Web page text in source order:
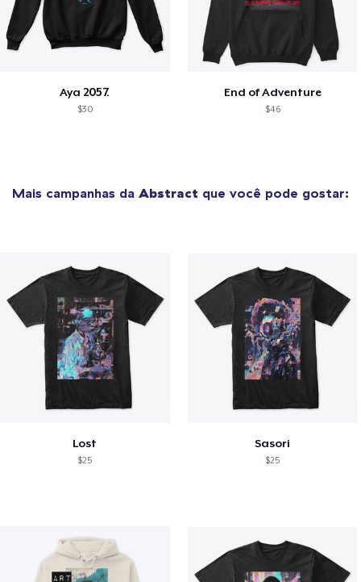
Aya 2057.
$30
End of Adventure
$46
Mais campanhas da Abstract que você pode gostar:
Lost
$25
Sasori
$25